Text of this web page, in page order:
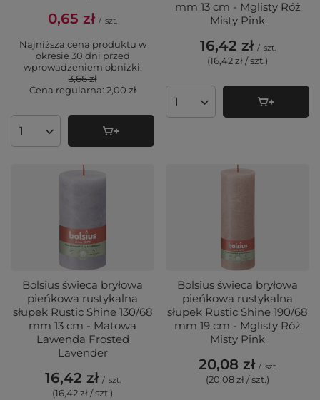
0,65 zł / szt.
Najniższa cena produktu w
okresie 30 dni przed
wprowadzeniem obniżki:
3,66 zł
Cena regularna:2,00 zł
Ilość produktów
mm 13 cm - Mglisty Róż
Misty Pink
16,42 zł / szt.
(16,42 zł / szt.)
Ilość produktów
Bolsius świeca bryłowa
pieńkowa rustykalna
słupek Rustic Shine 130/68
mm 13 cm - Matowa
Lawenda Frosted
Lavender
16,42 zł / szt.
(16,42 zł / szt.)
Bolsius świeca bryłowa
pieńkowa rustykalna
słupek Rustic Shine 190/68
mm 19 cm - Mglisty Róż
Misty Pink
20,08 zł / szt.
(20,08 zł / szt.)